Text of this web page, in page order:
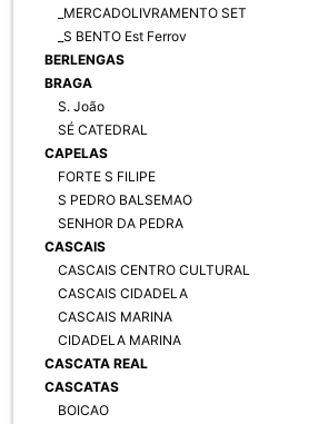
_MERCADOLIVRAMENTO SET
_S BENTO Est Ferrov
BERLENGAS
BRAGA
S. João
SÉ CATEDRAL
CAPELAS
FORTE S FILIPE
S PEDRO BALSEMAO
SENHOR DA PEDRA
CASCAIS
CASCAIS CENTRO CULTURAL
CASCAIS CIDADELA
CASCAIS MARINA
CIDADELA MARINA
CASCATA REAL
CASCATAS
BOICAO